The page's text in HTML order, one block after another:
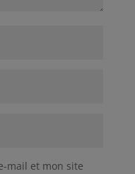
mail et mon site